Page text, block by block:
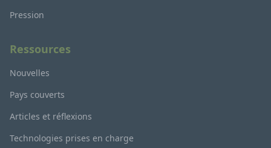
Pression
Ressources
Nouvelles
Pays couverts
Articles et réflexions
Technologies prises en charge